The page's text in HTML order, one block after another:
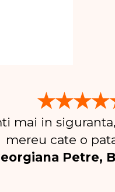
mai in
mereu cate o
Petre,